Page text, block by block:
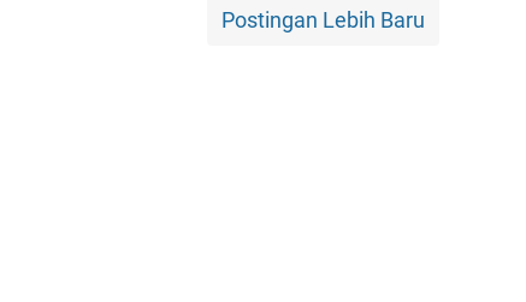
Postingan Lebih Baru